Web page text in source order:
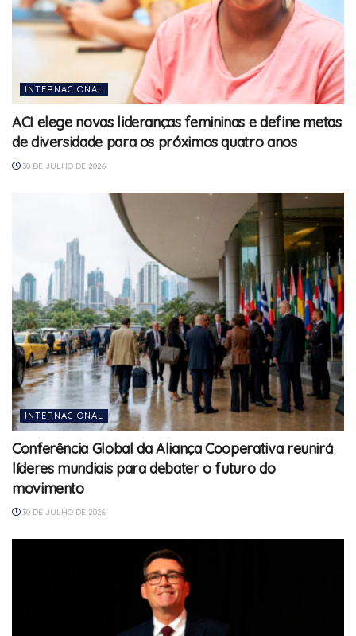
INTERNACIONAL
ACI elege novas lideranças femininas e define metas
de diversidade para os próximos quatro anos
30 DE JULHO DE 2026
INTERNACIONAL
Conferência Global da Aliança Cooperativa reunirá
líderes mundiais para debater o futuro do
movimento
30 DE JULHO DE 2026